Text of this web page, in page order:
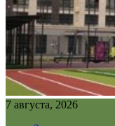
7 августа, 2026